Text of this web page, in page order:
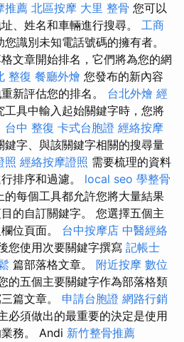
推薦 北區按摩 大里 整骨 您可以
、姓名和車輛進行搜尋。 工商
識別未知電話號碼的擁有者。
文章開始排名，它們將為您的網
整復 餐廳外燴 您發布的新內容
新評估您的排名。 台北外燴 經
工具中輸入起始關鍵字時，您將
台中 整復 卡式台胞證 經絡按摩
鍵字、與該關鍵字相關的搜尋量
照 經絡按摩證照 需要梳理的資料
排序和過濾。 local seo 學整骨
的每個工具都允許您將大量結果
的自訂關鍵字。 您選擇五個主
位頁面。 台中按摩店 中醫經絡
您使用次要關鍵字撰寫 記帳士
篇部落格文章。 附近按摩 數位
的五個主要關鍵字作為部落格類
篇文章。 申請台胞證 網路行銷
必須做出的最重要的決定是使用
務。 Andi 新竹整骨推薦